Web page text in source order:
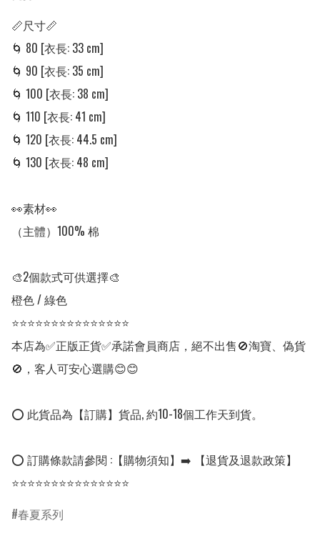
📏尺寸📏
🌀 80 [衣長: 33 cm]
🌀 90 [衣長: 35 cm]
🌀 100 [衣長: 38 cm]
🌀 110 [衣長: 41 cm]
🌀 120 [衣長: 44.5 cm]
🌀 130 [衣長: 48 cm]
👀素材👀
（主體）100% 棉
🎨2個款式可供選擇🎨
橙色 / 綠色
⭐⭐⭐⭐⭐⭐⭐⭐⭐⭐⭐⭐⭐⭐⭐
本店為✅正版正貨✅承諾會員商店，絕不出售🚫淘寶、偽貨
🚫，客人可安心選購😊😊
⭕ 此貨品為【訂購】貨品, 約10-18個工作天到貨。
⭕ 訂購條款請參閱 :【購物須知】➡️ 【退貨及退款政策】
⭐⭐⭐⭐⭐⭐⭐⭐⭐⭐⭐⭐⭐⭐⭐
春夏系列